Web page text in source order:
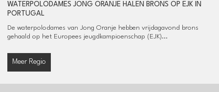
WATERPOLODAMES JONG ORANJE HALEN BRONS OP EJK IN
PORTUGAL
De waterpolodames van Jong Oranje hebben vrijdagavond brons
gehaald op het Europees jeugdkampioenschap (EJK)...
Meer Regio